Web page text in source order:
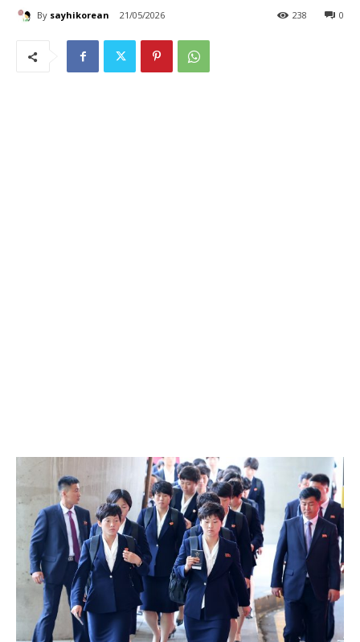
By sayhikorean 21/05/2026 0
238